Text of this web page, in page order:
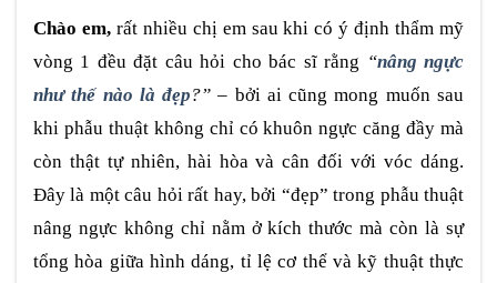
Chào em, rất nhiều chị em sau khi có ý định thẩm mỹ
vòng 1 đều đặt câu hỏi cho bác sĩ rằng “nâng ngực
như thế nào là đẹp?” – bởi ai cũng mong muốn sau
khi phẫu thuật không chỉ có khuôn ngực căng đầy mà
còn thật tự nhiên, hài hòa và cân đối với vóc dáng.
Đây là một câu hỏi rất hay, bởi “đẹp” trong phẫu thuật
nâng ngực không chỉ nằm ở kích thước mà còn là sự
tổng hòa giữa hình dáng, tỉ lệ cơ thể và kỹ thuật thực